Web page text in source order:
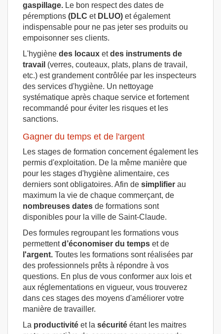
gaspillage. Le bon respect des dates de
péremptions (DLC et DLUO) et également
indispensable pour ne pas jeter ses produits ou
empoisonner ses clients.
L'hygiène des locaux etdes instruments de
travail (verres, couteaux, plats, plans de travail,
etc.) est grandement contrôlée par les inspecteurs
des services d'hygiène. Un nettoyage
systématique après chaque service et fortement
recommandé pour éviter les risques et les
sanctions.
Gagner du temps et de l'argent
Les stages de formation concernent également les
permis d'exploitation. De la même manière que
pour les stages d'hygiène alimentaire, ces
derniers sont obligatoires. Afin de simplifier au
maximum la vie de chaque commerçant, de
nombreuses dates de formations sont
disponibles pour la ville de Saint-Claude.
Des formules regroupant les formations vous
permettentd’économiser du temps et de
l'argent. Toutes les formations sont réalisées par
des professionnels prêts à répondre à vos
questions. En plus de vous conformer aux lois et
aux réglementations en vigueur, vous trouverez
dans ces stages des moyens d'améliorer votre
manière de travailler.
La productivité et la sécurité étant les maitres